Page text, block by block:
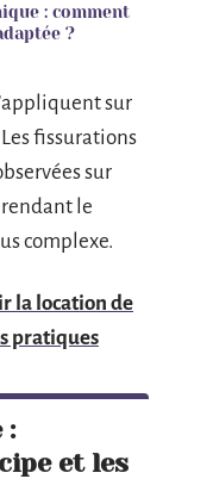
: comment
?
sur
fissurations
sur
le
complexe.
la location de
pratiques
:
et les